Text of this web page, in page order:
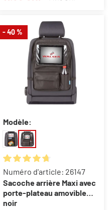
- 40 %
Modèle:
Note moyenne de 4.64 sur 5
Numéro d'article: 26147
Sacoche arrière Maxi avec
porte-plateau amovible
noir